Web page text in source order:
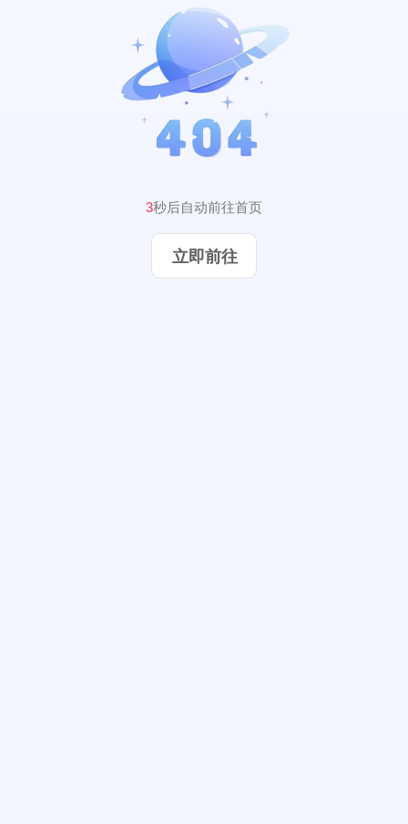
3秒后自动前往首页
立即前往